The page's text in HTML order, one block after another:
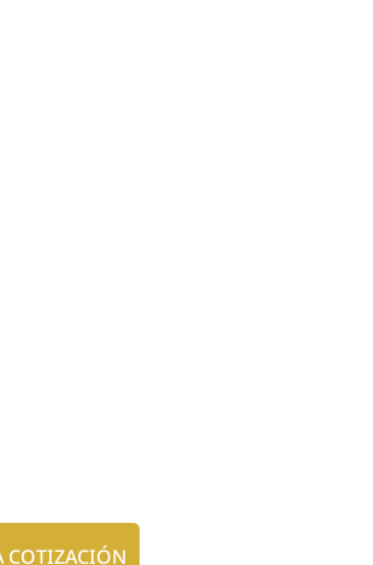
COTIZACIÓN